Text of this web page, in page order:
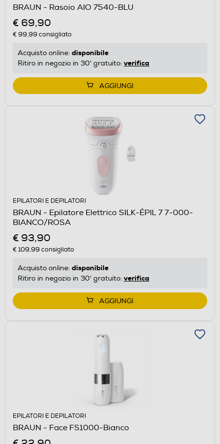
BRAUN - Rasoio AIO 7540-BLU
€ 69,90
€ 99,99 consigliato
Acquisto online: disponibile
Ritiro in negozio in 30' gratuito: verifica
AGGIUNGI
EPILATORI E DEPILATORI
BRAUN - Epilatore Elettrico SILK-ÉPIL 7 7-000-
BIANCO/ROSA
€ 93,90
€ 109,99 consigliato
Acquisto online: disponibile
Ritiro in negozio in 30' gratuito: verifica
AGGIUNGI
EPILATORI E DEPILATORI
BRAUN - Face FS1000-Bianco